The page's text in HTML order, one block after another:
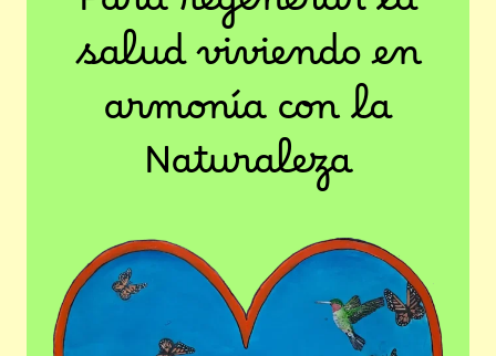
salud viviendo en
armonía con la
Naturaleza